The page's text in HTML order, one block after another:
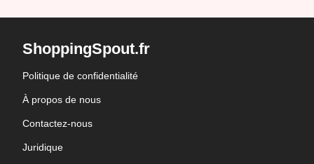
ShoppingSpout.fr
Politique de confidentialité
À propos de nous
Contactez-nous
Juridique